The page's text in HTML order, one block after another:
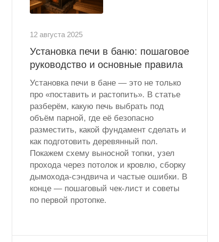
12 августа 2025
Установка печи в баню: пошаговое
руководство и основные правила
Установка печи в бане — это не только
про «поставить и растопить». В статье
разберём, какую печь выбрать под
объём парной, где её безопасно
разместить, какой фундамент сделать и
как подготовить деревянный пол.
Покажем схему выносной топки, узел
прохода через потолок и кровлю, сборку
дымохода-сэндвича и частые ошибки. В
конце — пошаговый чек-лист и советы
по первой протопке.